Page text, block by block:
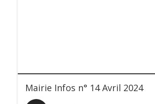
Mairie Infos n° 14 Avril 2024